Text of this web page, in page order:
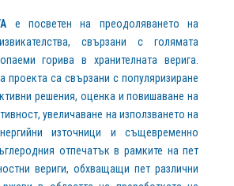
е посветен на преодоляването на
свързани с голямата
горива в хранителната верига.
проекта са свързани с популяризиране
решения, оценка и повишаване на
увеличаване на използването на
източници и същевременно
отпечатък в рамките на пет
вериги, обхващащи пет различни